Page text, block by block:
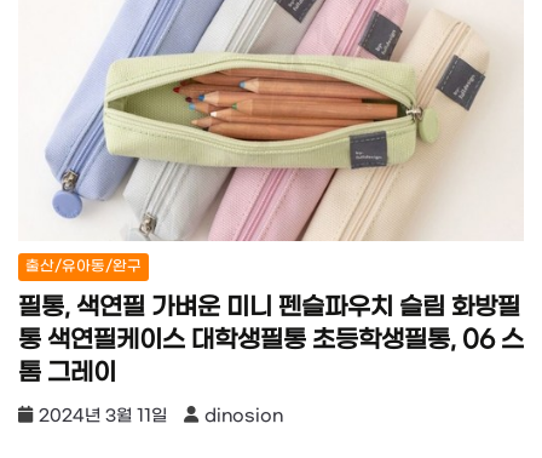
출산/유아동/완구
필통, 색연필 가벼운 미니 펜슬파우치 슬림 화방필
통 색연필케이스 대학생필통 초등학생필통, 06 스
톰 그레이
2024년 3월 11일 dinosion